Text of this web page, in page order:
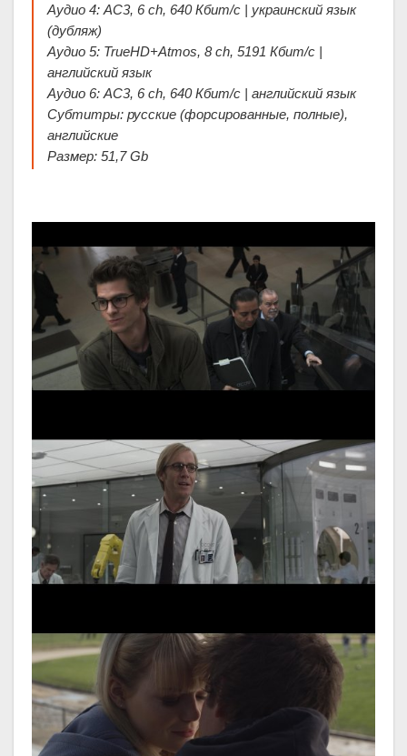
Аудио 4: AC3, 6 ch, 640 Кбит/с | украинский язык
(дубляж)
Аудио 5: TrueHD+Atmos, 8 ch, 5191 Кбит/с |
английский язык
Аудио 6: AC3, 6 ch, 640 Кбит/с | английский язык
Субтитры: русские (форсированные, полные),
английские
Размер: 51,7 Gb